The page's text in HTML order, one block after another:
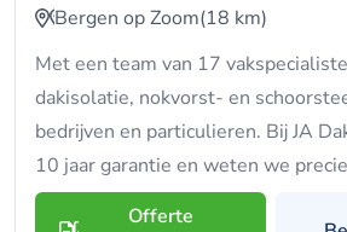
Bergen op Zoom(18 km)
Met een team van 17
dakisolatie, nokvorst- en
bedrijven en particulieren. Bij JA
10 jaar garantie en weten we
Offerte